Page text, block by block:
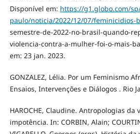
Disponível em: https://g1.globo.com/
paulo/noticia/2022/12/07/feminicidios-
semestre-de-2022-no-brasil-quando-
violencia-contra-a-mulher-foi-o-mais-
em: 23 jan. 2023.
GONZALEZ, Lélia. Por um Feminismo
Ensaios, Intervenções e Diálogos . Rio
HAROCHE, Claudine. Antropologias
impotência. In: CORBIN, Alain;